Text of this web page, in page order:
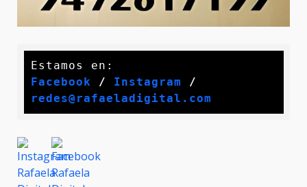
Facebook / Instagram /
redes@rafaeladigital.com